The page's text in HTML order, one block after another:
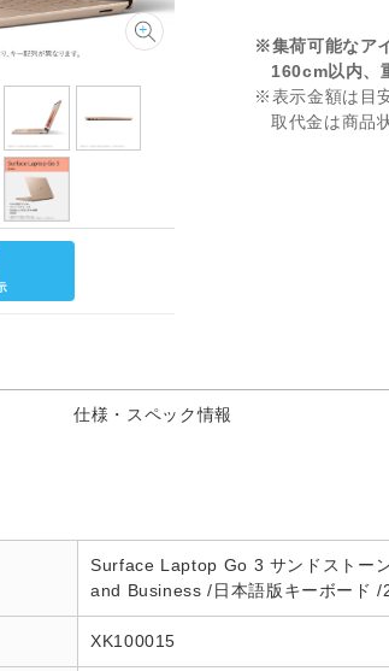
※集荷可能なア
160cm以内、
※表示金額は目
取代金は商品
仕様・スペック情報
Surface Laptop Go 3 サンドストー
and Business /日本語版キーボード /
XK100015